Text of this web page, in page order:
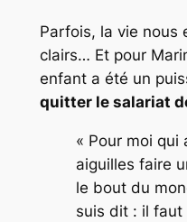
Parfois, la vie nous
clairs… Et pour
enfant a été un
quitter le salariat
« Pour moi qui
aiguilles faire
le bout du
suis dit : il